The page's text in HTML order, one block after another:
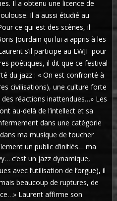
Il a obtenu une licence de
Il a aussi étudié au
ce qui est des scènes, il
Jourdain qui lui a appris à les
s’il participe au EWJF pour
poétiques, il dit que ce festival
du jazz : « On est confronté à
civilisations), une culture forte
réactions inattendues…» Les
au-delà de l’intellect et sa
dans une catégorie
ma musique de toucher
un public d’initiés… ma
c’est un jazz dynamique,
avec l’utilisation de l’orgue), il
beaucoup de ruptures, de
Laurent affirme son